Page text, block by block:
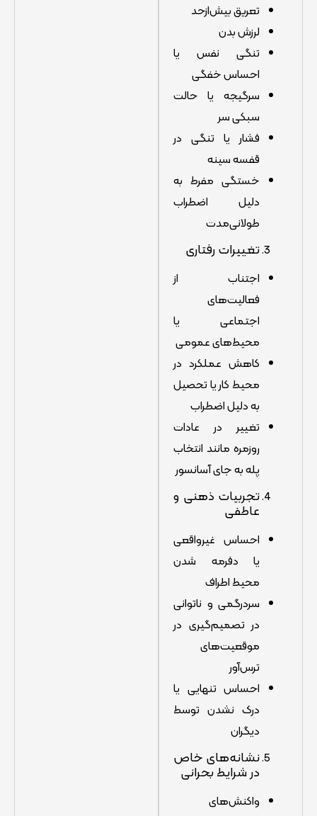
تعریق بیش‌ازحد
لرزش بدن
تنگی نفس یا
احساس خفگی
سرگیجه یا حالت
سبکی سر
فشار یا تنگی در
قفسه سینه
خستگی مفرط به
دلیل اضطراب
طولانی‌مدت
تغییرات رفتاری
اجتناب از
فعالیت‌های
اجتماعی یا
محیط‌های عمومی
کاهش عملکرد در
محیط کار یا تحصیل
به دلیل اضطراب
تغییر در عادات
روزمره مانند انتخاب
پله به جای آسانسور
تجربیات ذهنی و
عاطفی
احساس غیرواقعی
یا دفرمه شدن
محیط اطراف
سردرگمی و ناتوانی
در تصمیم‌گیری در
موقعیت‌های
ترس‌آور
احساس تنهایی یا
درک نشدن توسط
دیگران
نشانه‌های خاص
در شرایط بحرانی
واکنش‌های